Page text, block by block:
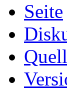
Seite